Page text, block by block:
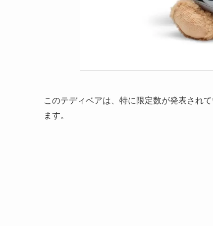
このテディベアは、特に限定数が発表され
ます。